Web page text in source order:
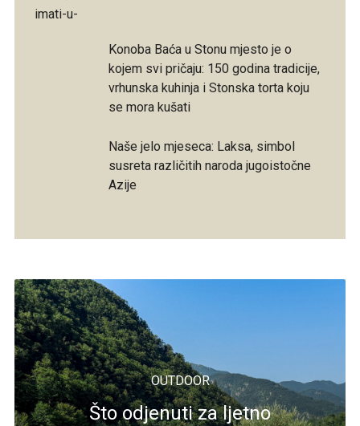
Konoba Baća u Stonu mjesto je o
kojem svi pričaju: 150 godina tradicije,
vrhunska kuhinja i Stonska torta koju
se mora kušati
Naše jelo mjeseca: Laksa, simbol
susreta različitih naroda jugoistočne
Azije
OUTDOOR
Što odjenuti za ljetno